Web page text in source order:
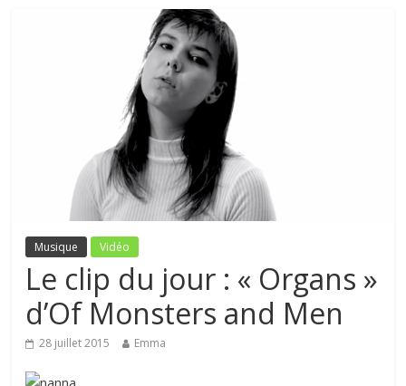
Musique Vidéo
Le clip du jour : « Organs »
d’Of Monsters and Men
28 juillet 2015 Emma